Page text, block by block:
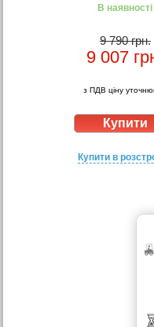
В наявності
9 790 грн.
9 007
з ПДВ ціну
Купити в